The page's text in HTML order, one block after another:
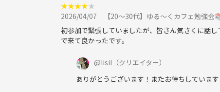
★★★★★
2026/04/07
【20～30代】ゆる〜くカフェ勉強会
初参加で緊張していましたが、皆さん気さくに話
で来て良かったです。
@lisil （クリエイター）
ありがとうございます！またお待ちしていま